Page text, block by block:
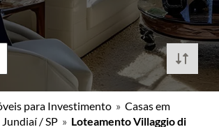
para Investimento » Casas em
Jundiaí / SP » Loteamento Villaggio di